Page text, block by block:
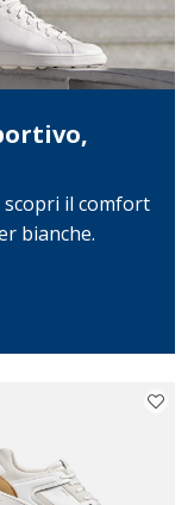
scopri il comfort
bianche.